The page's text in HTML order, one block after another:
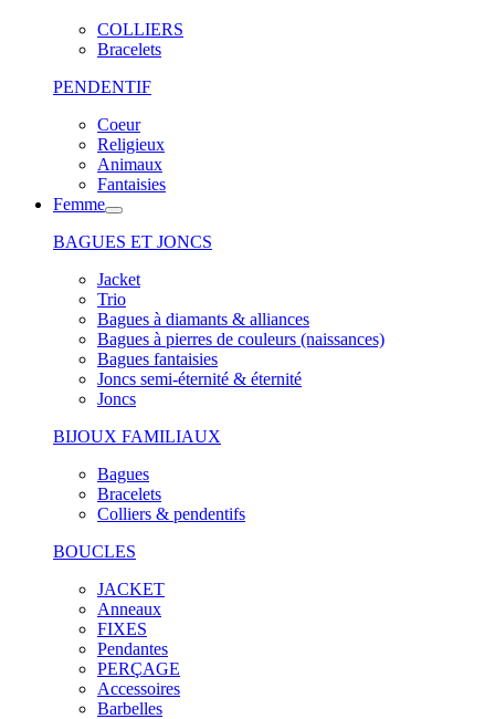
COLLIERS
Bracelets
PENDENTIF
Coeur
Religieux
Animaux
Fantaisies
Femme
BAGUES ET JONCS
Jacket
Trio
Bagues à diamants & alliances
Bagues à pierres de couleurs (naissances)
Bagues fantaisies
Joncs semi-éternité & éternité
Joncs
BIJOUX FAMILIAUX
Bagues
Bracelets
Colliers & pendentifs
BOUCLES
JACKET
Anneaux
FIXES
Pendantes
PERÇAGE
Accessoires
Barbelles